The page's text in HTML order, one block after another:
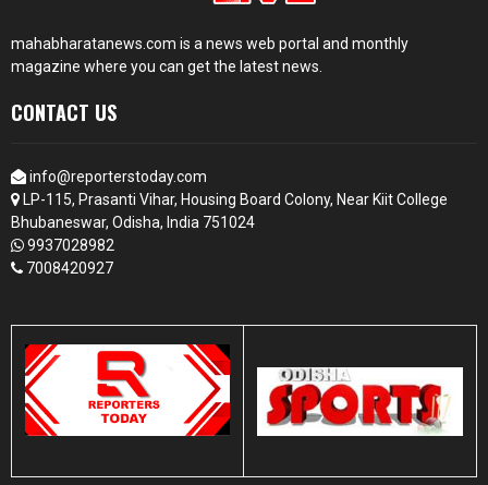
mahabharatanews.com is a news web portal and monthly
magazine where you can get the latest news.
CONTACT US
info@reporterstoday.com
LP-115, Prasanti Vihar, Housing Board Colony, Near Kiit College
Bhubaneswar, Odisha, India 751024
9937028982
7008420927